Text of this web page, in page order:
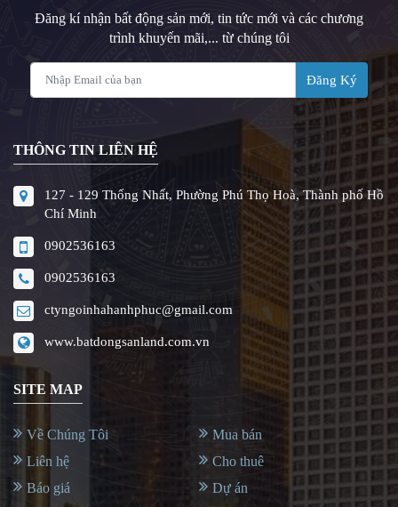
Đăng kí nhận bất động sản mới, tin tức mới và các chương
trình khuyến mãi,... từ chúng tôi
Đăng Ký
THÔNG TIN LIÊN HỆ
127 - 129 Thống Nhất, Phường Phú Thọ Hoà, Thành phố Hồ
Chí Minh
0902536163
0902536163
ctyngoinhahanhphuc@gmail.com
www.batdongsanland.com.vn
SITE MAP
Về Chúng Tôi
Liên hệ
Báo giá
Mua bán
Cho thuê
Dự án